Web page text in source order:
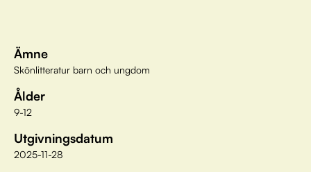
Ämne
Skönlitteratur barn och ungdom
Ålder
9-12
Utgivningsdatum
2025-11-28